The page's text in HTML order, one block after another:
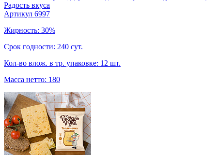
Радость вкуса
Артикул 6997
Жирность: 30%
Срок годности: 240 сут.
Кол-во влож. в тр. упаковке: 12 шт.
Масса нетто: 180